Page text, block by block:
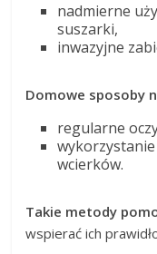
nadmierne
suszarki,
inwazyjne
Domowe sposoby
regularne
wcierków.
Takie metody
wspierać ich